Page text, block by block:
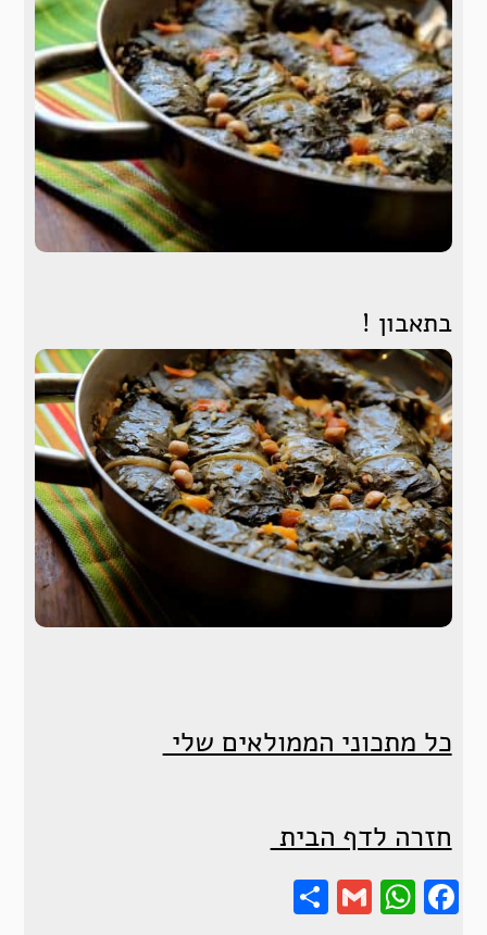
בתאבון !
כל מתכוני הממולאים שלי
חזרה לדף הבית
Gmail
Share